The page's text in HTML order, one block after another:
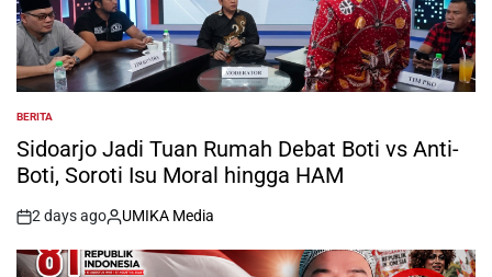
POSTED
IN
BERITA
Sidoarjo Jadi Tuan Rumah Debat Boti vs Anti-
Boti, Soroti Isu Moral hingga HAM
on
2 days ago
Posted
by
UMIKA Media